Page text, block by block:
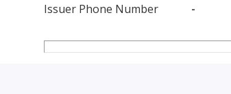
Issuer Phone Number
-